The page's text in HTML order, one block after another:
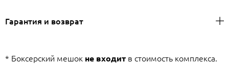
Гарантия и возврат
* Боксерский мешок не входит в стоимость комплекса.